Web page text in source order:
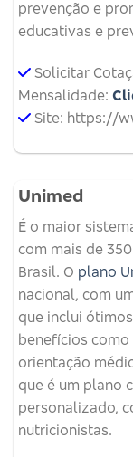
prevenção e
educativas e
Solicitar
Mensalidade:
Site: https://
Unimed
É o maior
com mais de
Brasil. O plano
nacional, com
que inclui
benefícios como
orientação
que é um plano
personalizado,
nutricionistas.